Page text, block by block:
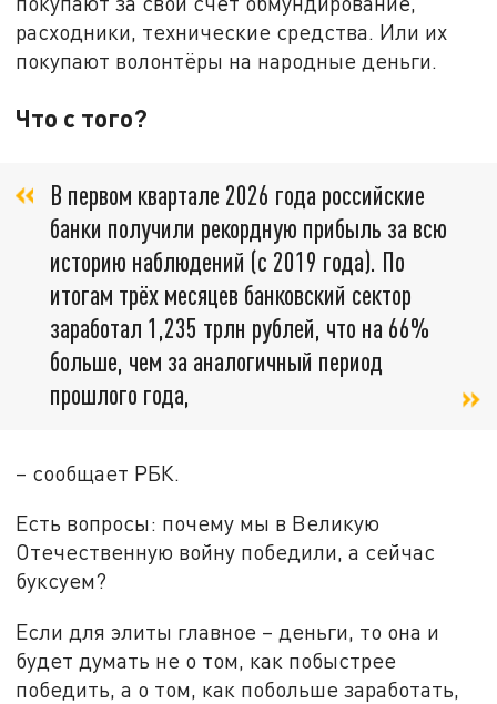
расходники, технические средства. Или их
покупают волонтёры на народные деньги.
Что с того?
В первом квартале 2026 года российские
банки получили рекордную прибыль за всю
историю наблюдений (с 2019 года). По
итогам трёх месяцев банковский сектор
заработал 1,235 трлн рублей, что на 66%
больше, чем за аналогичный период
прошлого года,
– сообщает РБК.
Есть вопросы: почему мы в Великую
Отечественную войну победили, а сейчас
буксуем?
Если для элиты главное – деньги, то она и
будет думать не о том, как побыстрее
победить, а о том, как побольше заработать,